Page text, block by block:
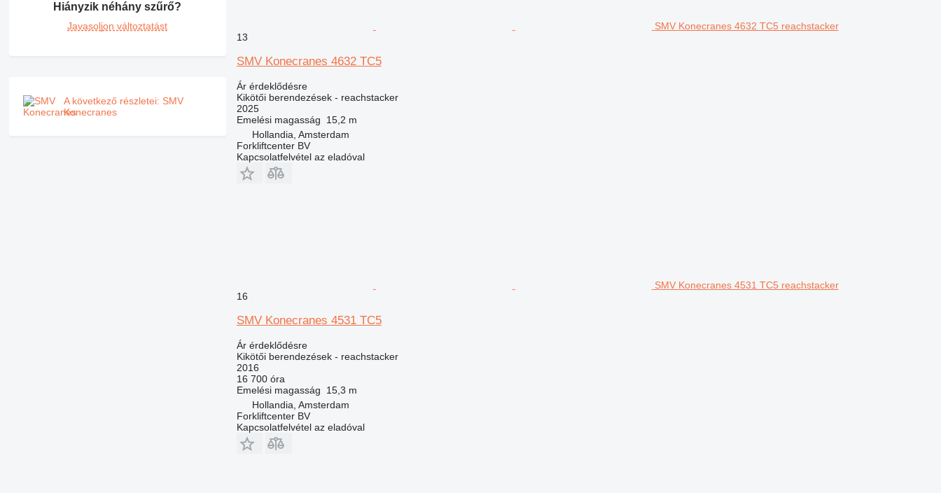
Hiányzik néhány szűrő?
Javasoljon változtatást
A következő részletei: SMV
Konecranes
SMV Konecranes 4632 TC5 reachstacker
13
SMV Konecranes 4632 TC5
Ár érdeklődésre
Kikötői berendezések - reachstacker
2025
Emelési magasság
15,2 m
Hollandia, Amsterdam
Forkliftcenter BV
Kapcsolatfelvétel az eladóval
SMV Konecranes 4531 TC5 reachstacker
16
SMV Konecranes 4531 TC5
Ár érdeklődésre
Kikötői berendezések - reachstacker
2016
16 700 óra
Emelési magasság
15,3 m
Hollandia, Amsterdam
Forkliftcenter BV
Kapcsolatfelvétel az eladóval